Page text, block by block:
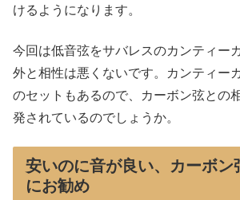
けるようになります。
今回は低音弦をサバレスのカンティー
外と相性は悪くないです。カンティー
のセットもあるので、カーボン弦との
発されているのでしょうか。
安いのに音が良い、カーボン
にお勧め